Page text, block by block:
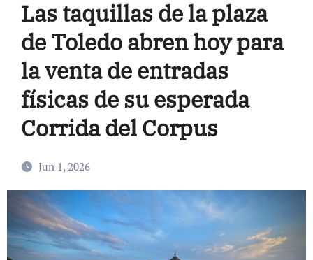
Las taquillas de la plaza
de Toledo abren hoy para
la venta de entradas
físicas de su esperada
Corrida del Corpus
Jun 1, 2026